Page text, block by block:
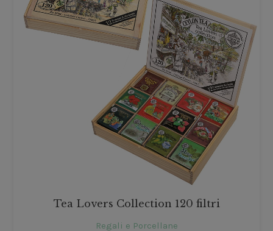
Tea Lovers Collection 120 filtri
Regali e Porcellane